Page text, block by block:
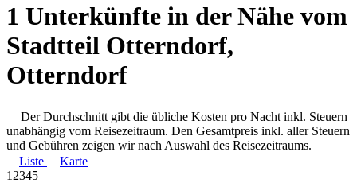
1 Unterkünfte in der Nähe vom
Stadtteil Otterndorf,
Otterndorf
Der Durchschnitt gibt die übliche Kosten pro Nacht inkl. Steuern
unabhängig vom Reisezeitraum. Den Gesamtpreis inkl. aller Steuern
und Gebühren zeigen wir nach Auswahl des Reisezeitraums.
Liste
Karte
1 2345